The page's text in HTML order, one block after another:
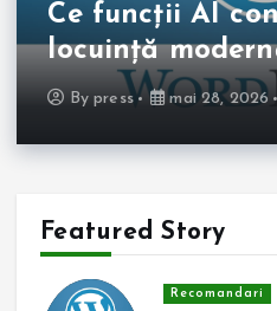
Ce funcții AI
locuință
Bypress mai 28, 2026
Featured Story
Recomandari